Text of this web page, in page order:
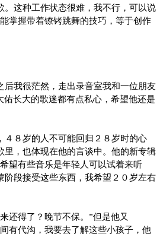
这种工作状态很难，我不行，可以说
掌握带着镣铐跳舞的技巧，等于创作
我很茫然，走出录音室我和一位朋友
长大的歌迷都有点私心，希望他还是
８岁的人不可能回归２８岁时的心
，也体现在他的言谈中。他的新专辑
望有些音乐是年轻人可以试着来听
段接受这些东西，我希望２０岁左右
得了？晚节不保。”但是他又
有代沟，我要去了解这些小孩子，他